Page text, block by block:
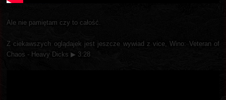
Ale nie pamiętam czy to całość.
Z ciekawszych oglądajek jest jeszcze wywiad z vice, Wino: Veteran of
Chaos - Heavy Dicks ▶ 3:28